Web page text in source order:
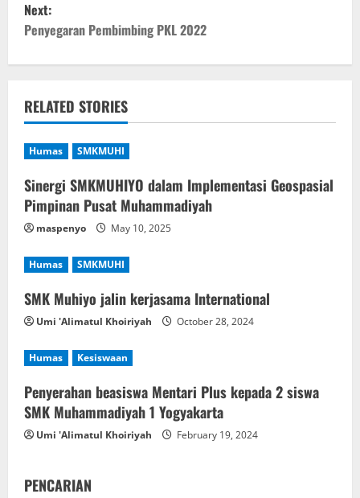
s
a
v
i
g
a
t
i
o
n
Next:
Penyegaran Pembimbing PKL 2022
RELATED STORIES
Humas SMKMUHI
Sinergi SMKMUHIYO dalam Implementasi Geospasial
Pimpinan Pusat Muhammadiyah
maspenyo May 10, 2025
Humas SMKMUHI
SMK Muhiyo jalin kerjasama International
Umi 'Alimatul Khoiriyah October 28, 2024
Humas Kesiswaan
Penyerahan beasiswa Mentari Plus kepada 2 siswa
SMK Muhammadiyah 1 Yogyakarta
Umi 'Alimatul Khoiriyah February 19, 2024
PENCARIAN